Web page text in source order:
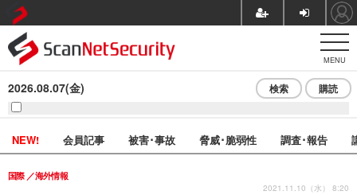
MENU
2026.08.07(金) 検索 購読
NEW! 会員記事 被害･事故 脅威･脆弱性 調査･報告
国際 海外情報
2021.11.10（水） 8:20